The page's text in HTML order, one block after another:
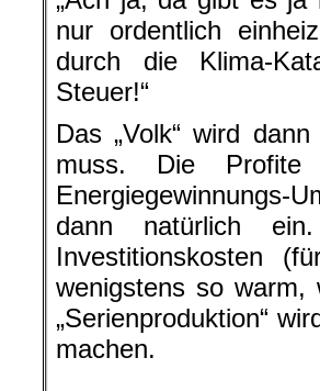
nur ordentlich
durch die Klima-
Steuer!“
Das „Volk“ wird
muss. Die
Energiegewinnungs-
dann natürlich
Investitionskosten
wenigstens so
„Serienproduktion“
machen.